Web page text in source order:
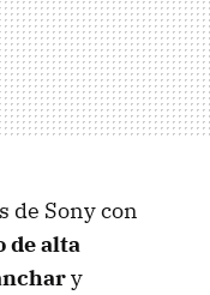
de Sony con
de alta
y